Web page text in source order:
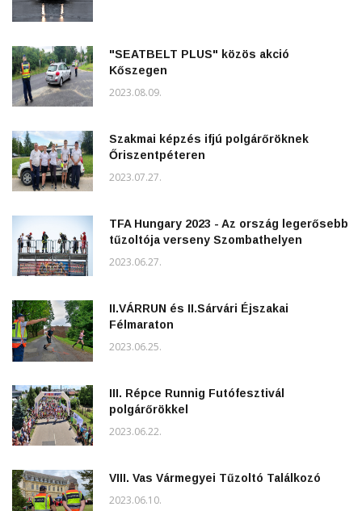
"SEATBELT PLUS" közös akció
Kőszegen
2023.08.09.
Szakmai képzés ifjú polgárőröknek
Őriszentpéteren
2023.07.27.
TFA Hungary 2023 - Az ország legerősebb
tűzoltója verseny Szombathelyen
2023.06.27.
II.VÁRRUN és II.Sárvári Éjszakai
Félmaraton
2023.06.25.
III. Répce Runnig Futófesztivál
polgárőrökkel
2023.06.22.
VIII. Vas Vármegyei Tűzoltó Találkozó
2023.06.10.